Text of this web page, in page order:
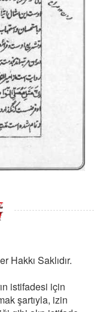
Saklıdır.
istifadesi için
şartıyla, izin